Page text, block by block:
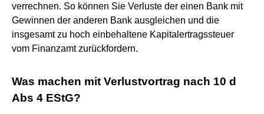
verrechnen. So können Sie Verluste der einen Bank mit
Gewinnen der anderen Bank ausgleichen und die
insgesamt zu hoch einbehaltene Kapitalertragssteuer
vom Finanzamt zurückfordern.
Was machen mit Verlustvortrag nach 10 d
Abs 4 EStG?